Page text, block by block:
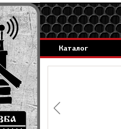
Каталог